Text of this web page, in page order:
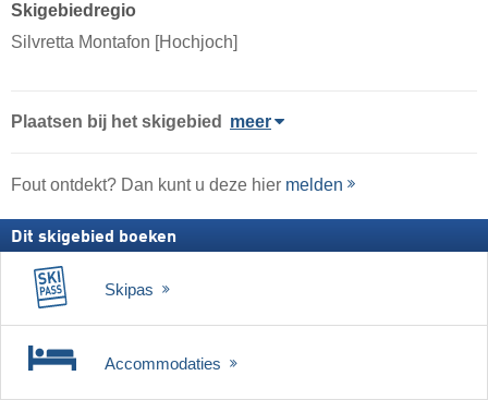
Skigebiedregio
Silvretta Montafon [Hochjoch]
Plaatsen bij het skigebied meer
Fout ontdekt? Dan kunt u deze hier melden
Dit skigebied boeken
Skipas
Accommodaties